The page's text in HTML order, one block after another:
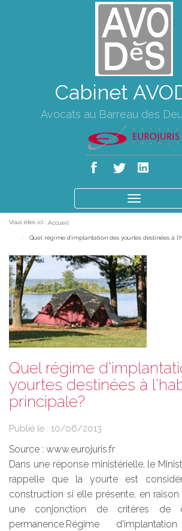
Cabinet
Avocats au Barreau des
le
Vous êtes ici : Accueil
Quel régime d'implantation des yourtes destinées à
Quel régime
yourtes destinées à
principale?
Publié le : 10/06/2013
Source : www.eurojuris.fr
Dans une réponse ministérielle, le
rappelle que la yourte est
construction si elle présente, en
une conjonction de critères de
permanence.Régime